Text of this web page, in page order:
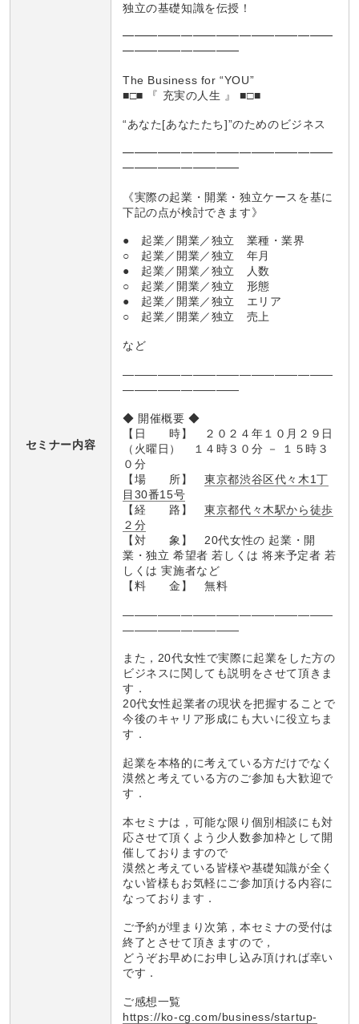
セミナー内容
独立の基礎知識を伝授！
━━━━━━━━━━━━━━━━━━
━━━━━━━━━━
The Business for “YOU”
■□■ 『 充実の人生 』 ■□■
“あなた[あなたたち]”のためのビジネス
━━━━━━━━━━━━━━━━━━
━━━━━━━━━━
《実際の起業・開業・独立ケースを基に
下記の点が検討できます》
● 起業／開業／独立 業種・業界
○ 起業／開業／独立 年月
● 起業／開業／独立 人数
○ 起業／開業／独立 形態
● 起業／開業／独立 エリア
○ 起業／開業／独立 売上
など
――――――――――――――――――
――――――――――
◆ 開催概要 ◆
【日 時】 ２０２４年１０月２９日
（火曜日） １４時３０分 － １５時３
０分
【場 所】東京都渋谷区代々木1丁
目30番15号
【経 路】東京都代々木駅から徒歩
２分
【対 象】 20代女性の 起業・開
業・独立 希望者 若しくは 将来予定者 若
しくは 実施者など
【料 金】 無料
――――――――――――――――――
――――――――――
また，20代女性で実際に起業をした方の
ビジネスに関しても説明をさせて頂きま
す．
20代女性起業者の現状を把握することで
今後のキャリア形成にも大いに役立ちま
す．
起業を本格的に考えている方だけでなく
漠然と考えている方のご参加も大歓迎で
す．
本セミナは，可能な限り個別相談にも対
応させて頂くよう少人数参加枠として開
催しておりますので
漠然と考えている皆様や基礎知識が全く
ない皆様もお気軽にご参加頂ける内容に
なっております．
ご予約が埋まり次第，本セミナの受付は
終了とさせて頂きますので，
どうぞお早めにお申し込み頂ければ幸い
です．
ご感想一覧
https://ko-cg.com/business/startup-